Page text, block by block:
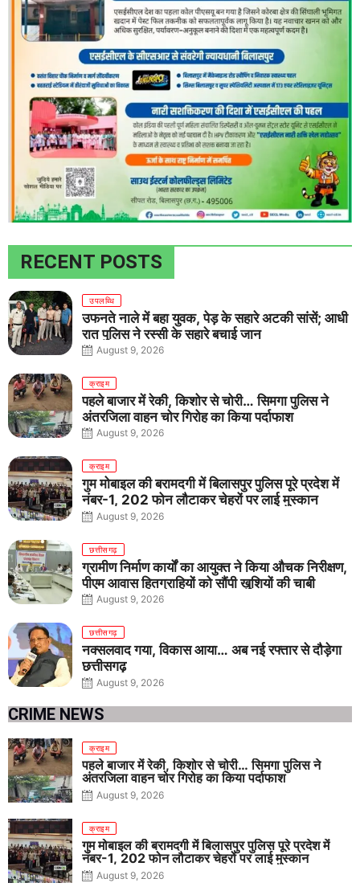
RECENT POSTS
उपलब्धि
उफनते नाले में बहा युवक, पेड़ के सहारे अटकी सांसें; आधी
रात पुलिस ने रस्सी के सहारे बचाई जान
August 9, 2026
क्राइम
पहले बाजार में रेकी, किशोर से चोरी… सिमगा पुलिस ने
अंतरजिला वाहन चोर गिरोह का किया पर्दाफाश
August 9, 2026
क्राइम
गुम मोबाइल की बरामदगी में बिलासपुर पुलिस पूरे प्रदेश में
नंबर-1, 202 फोन लौटाकर चेहरों पर लाई मुस्कान
August 9, 2026
छत्तीसगढ़
ग्रामीण निर्माण कार्यों का आयुक्त ने किया औचक निरीक्षण,
पीएम आवास हितग्राहियों को सौंपी खुशियों की चाबी
August 9, 2026
छत्तीसगढ़
नक्सलवाद गया, विकास आया… अब नई रफ्तार से दौड़ेगा
छत्तीसगढ़
August 9, 2026
CRIME NEWS
क्राइम
पहले बाजार में रेकी, किशोर से चोरी… सिमगा पुलिस ने
अंतरजिला वाहन चोर गिरोह का किया पर्दाफाश
August 9, 2026
क्राइम
गुम मोबाइल की बरामदगी में बिलासपुर पुलिस पूरे प्रदेश में
नंबर-1, 202 फोन लौटाकर चेहरों पर लाई मुस्कान
August 9, 2026